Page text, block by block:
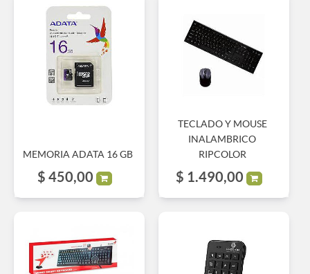
MEMORIA ADATA 16 GB
$ 450,00
TECLADO Y MOUSE
INALAMBRICO
RIPCOLOR
$ 1.490,00